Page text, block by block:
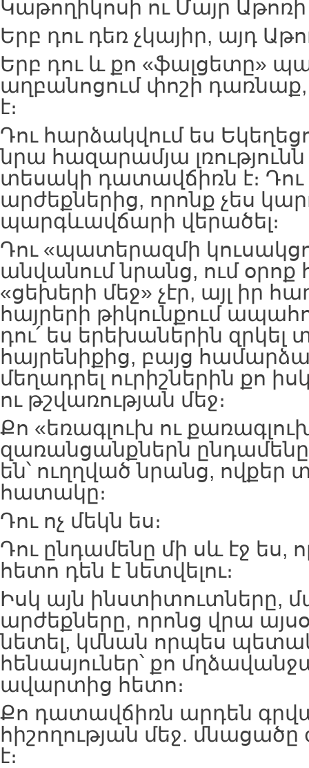
Կաթողիկոսի ու Մայր
Երբ դու դեռ չկայիր, այդ
Երբ դու և քո «ֆալցետը»
աղբանոցում փոշի դառնաք,
է։
Դու հարձակվում ես
նրա հազարամյա
տեսակի դատավճիռն է։ Դու
արժեքներից, որոնք չես
պարգևավճարի վերածել։
Դու «պատերազմի
անվանում նրանց, ում օրոք
«ցեխերի մեջ» չէր, այլ իր
հայրերի թիկունքում
դու՛ ես երեխաներին զրկել
հայրենիքից, բայց
մեղադրել ուրիշներին քո
ու թշվառության մեջ։
Քո «եռագլուխ ու
զառանցանքներն
են՝ ուղղված նրանց, ովքեր
հատակը։
Դու ոչ մեկն ես։
Դու ընդամենը մի սև էջ ես,
հետո դեն է նետվելու։
Իսկ այն ինստիտուտները,
արժեքները, որոնց վրա
նետել, կմնան որպես
հենասյուներ՝ քո
ավարտից հետո։
Քո դատավճիռն արդեն
հիշողության մեջ.
է։